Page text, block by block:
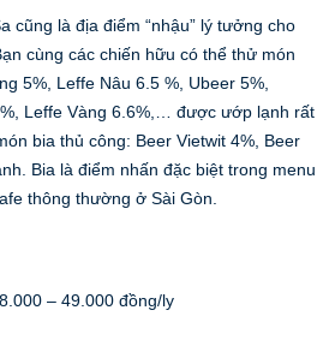
cũng là địa điểm “nhậu” lý tưởng cho
cùng các chiến hữu có thể thử món
5%, Leffe Nâu 6.5 %, Ubeer 5%,
Leffe Vàng 6.6%,… được ướp lạnh rất
bia thủ công: Beer Vietwit 4%, Beer
Bia là điểm nhấn đặc biệt trong menu
thông thường ở Sài Gòn.
– 49.000 đồng/ly